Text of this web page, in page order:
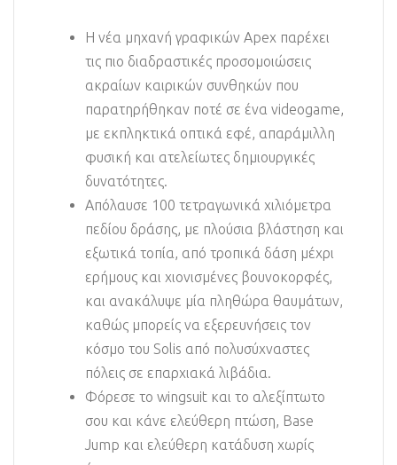
Η νέα μηχανή γραφικών Apex παρέχει
τις πιο διαδραστικές προσομοιώσεις
ακραίων καιρικών συνθηκών που
παρατηρήθηκαν ποτέ σε ένα videogame,
με εκπληκτικά οπτικά εφέ, απαράμιλλη
φυσική και ατελείωτες δημιουργικές
δυνατότητες.
Απόλαυσε 100 τετραγωνικά χιλιόμετρα
πεδίου δράσης, με πλούσια βλάστηση και
εξωτικά τοπία, από τροπικά δάση μέχρι
ερήμους και χιονισμένες βουνοκορφές,
και ανακάλυψε μία πληθώρα θαυμάτων,
καθώς μπορείς να εξερευνήσεις τον
κόσμο του Solis από πολυσύχναστες
πόλεις σε επαρχιακά λιβάδια.
Φόρεσε το wingsuit και το αλεξίπτωτο
σου και κάνε ελεύθερη πτώση, Base
Jump και ελεύθερη κατάδυση χωρίς